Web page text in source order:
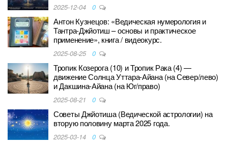
2025-12-04 0
Антон Кузнецов: «Ведическая нумерология и
Тантра-Джйотиш – основы и практическое
применение», книга / видеокурс.
2025-08-25 0
Тропик Козерога (10) и Тропик Рака (4) —
движение Солнца Уттара-Айана (на Север/лево)
и Дакшина-Айана (на Юг/право)
2025-08-21 0
Советы Джйотиша (Ведической астрологии) на
вторую половину марта 2025 года.
2025-03-14 0